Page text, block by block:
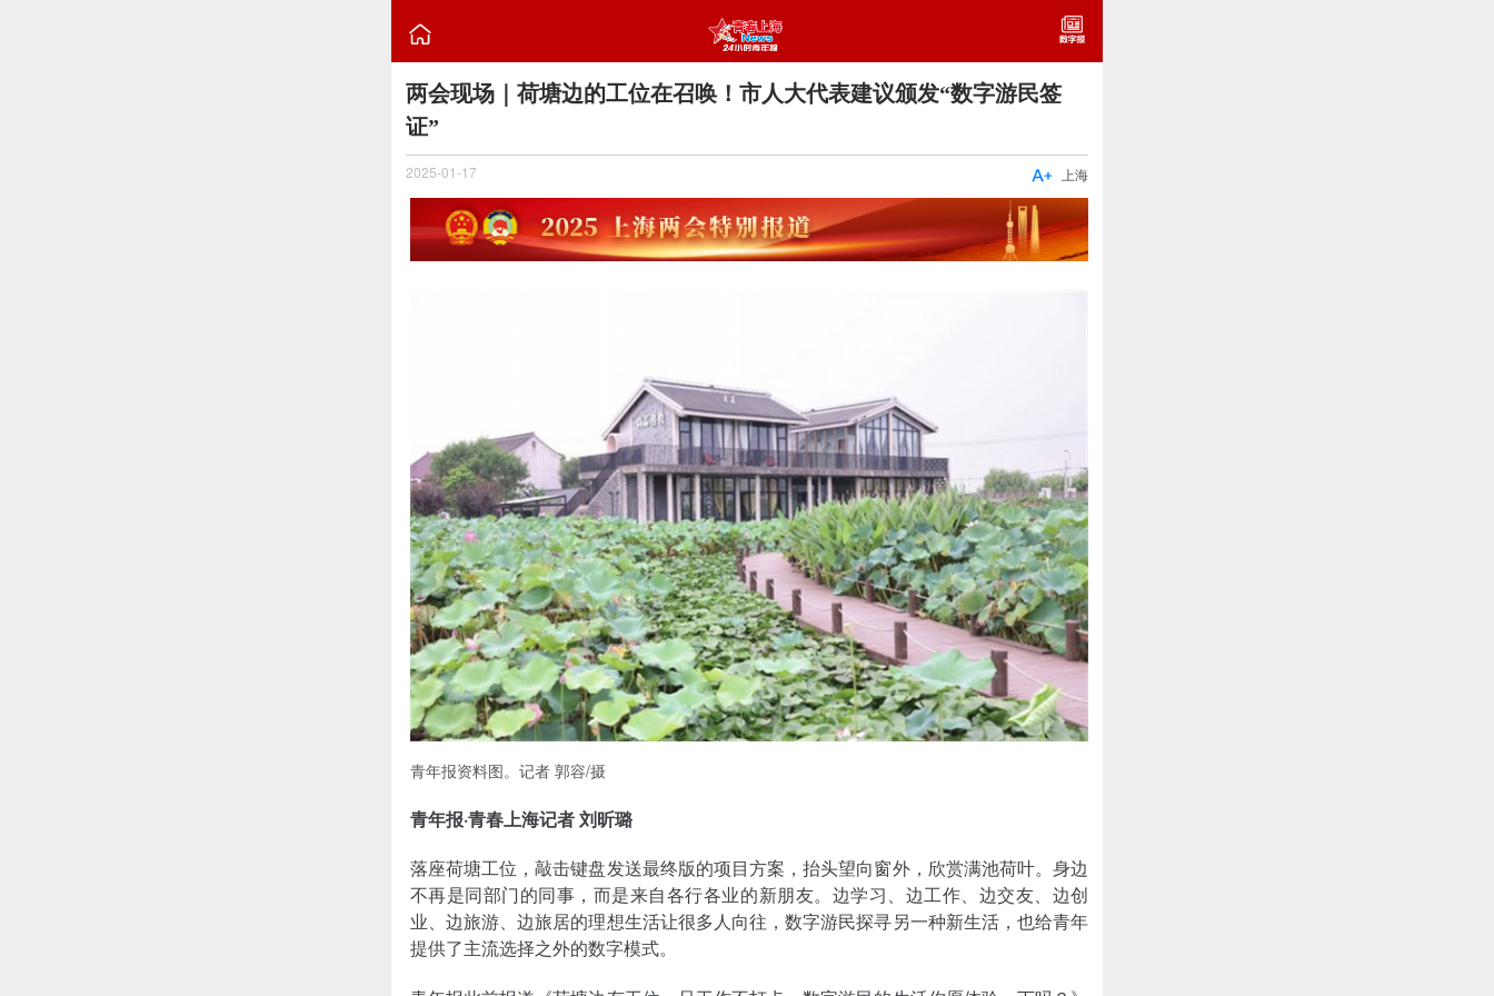

两会现场｜荷塘边的工位在召唤！市人大代表建议颁发“数字游民签
证”
2025-01-17 上海

青年报资料图。记者 郭容/摄
青年报·青春上海记者 刘昕璐
落座荷塘工位，敲击键盘发送最终版的项目方案，抬头望向窗外，欣赏满池荷叶。身边
不再是同部门的同事，而是来自各行各业的新朋友。边学习、边工作、边交友、边创
业、边旅游、边旅居的理想生活让很多人向往，数字游民探寻另一种新生活，也给青年
提供了主流选择之外的数字模式。